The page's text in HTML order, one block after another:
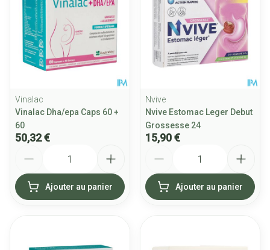
Vinalac
Vinalac Dha/epa Caps 60 +
60
50,32 €
Ajouter au panier
Nvive
Nvive Estomac Leger Debut
Grossesse 24
15,90 €
Ajouter au panier